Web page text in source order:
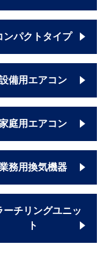
ンパクトタイプ
備用エアコン
庭用エアコン
務用換気機器
ーチリングユニッ
ト